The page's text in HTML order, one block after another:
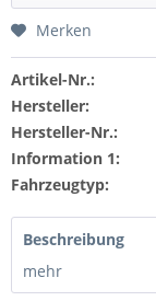
Merken
Artikel-Nr.:
Hersteller:
Hersteller-Nr.:
Information 1:
Fahrzeugtyp:
Beschreibung
mehr